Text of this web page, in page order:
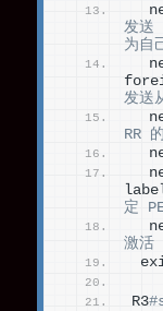
发送
为自
发送
RR
定
激
R3